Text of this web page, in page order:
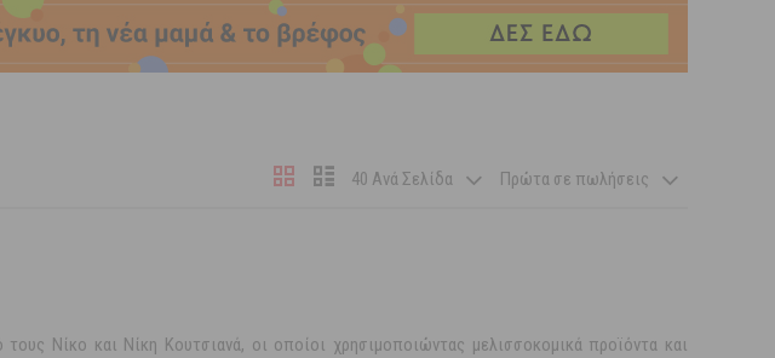
Πρώτα σε πωλήσεις
40 Ανά Σελίδα
Νίκο και Νίκη Κουτσιανά, οι οποίοι χρησιμοποιώντας μελισσοκομικά προϊόντα και